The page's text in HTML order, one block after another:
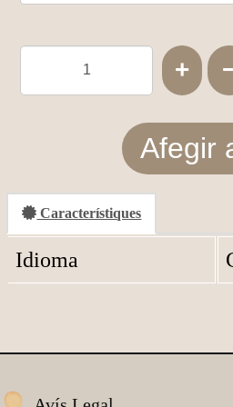
+
Afegir
Característiques
Idioma